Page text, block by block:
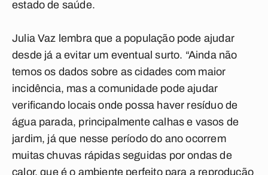
estado de saúde.
Julia Vaz lembra que a população pode ajudar
desde já a evitar um eventual surto. “Ainda não
temos os dados sobre as cidades com maior
incidência, mas a comunidade pode ajudar
verificando locais onde possa haver resíduo de
água parada, principalmente calhas e vasos de
jardim, já que nesse período do ano ocorrem
muitas chuvas rápidas seguidas por ondas de
calor, que é o ambiente perfeito para a reprodução